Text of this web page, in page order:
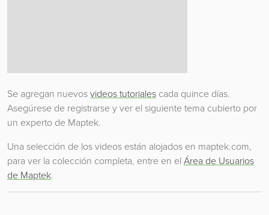
Se agregan nuevosvideos tutoriales cada quince días.
Asegúrese de registrarse y ver el siguiente tema cubierto por
un experto de Maptek.
Una selección de los videos están alojados en maptek.com,
para ver la colección completa, entre en el Área de Usuarios
de Maptek.